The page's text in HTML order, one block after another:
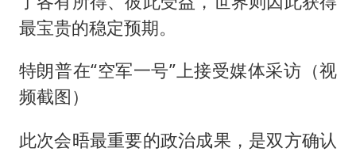
最宝贵的稳定预期。
特朗普在“空军一号”上接受媒体采访（视
频截图）
此次会晤最重要的政治成果，是双方确认